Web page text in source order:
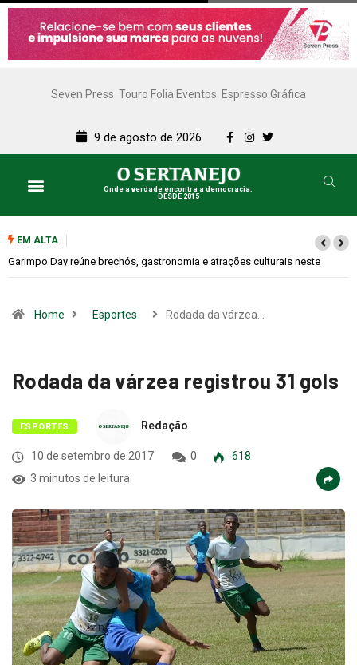
Seven Press Touro Folia Eventos Espresso Gráfica
9 de agosto de 2026
Onde a verdade encontra a democracia.
DESDE 2015
EM ALTA
Bugonia transforma paranoia e conspiração em um suspense imprevisível
Home Esportes Rodada da várzea…
Rodada da várzea registrou 31 gols
ESPORTES Redação
10 de setembro de 2017 0
618
3 minutos de leitura